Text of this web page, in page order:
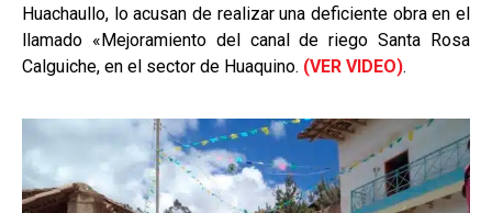
Huachaullo, lo acusan de realizar una deficiente obra en el
llamado «Mejoramiento del canal de riego Santa Rosa
Calguiche, en el sector de Huaquino. (VER VIDEO).